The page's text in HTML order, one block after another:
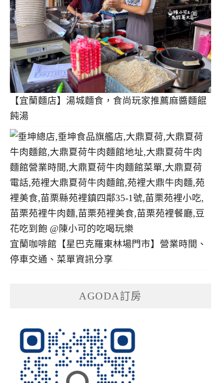
【宜蘭麵店】湯城麵食，食尚玩家推薦麻醬麵餛
飩湯
宜蘭咖啡館【星巴克羅東林場門市】營業時間、
停車交通、菜單資訊分享
AGODA訂房